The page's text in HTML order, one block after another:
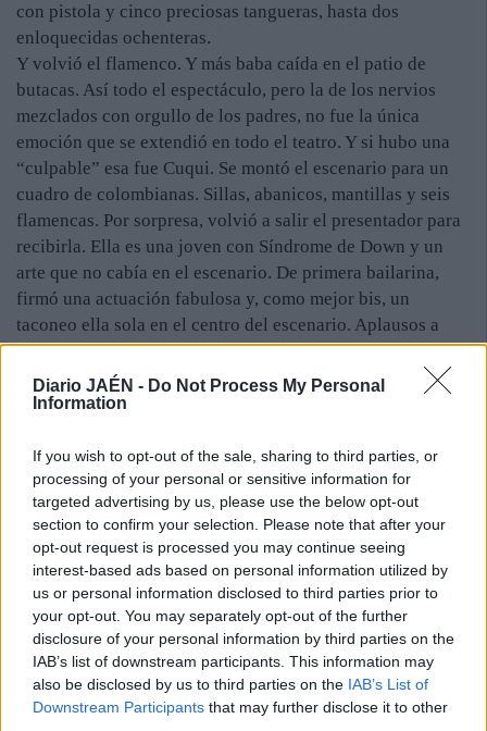
Diario JAÉN - Do Not Process My Personal
Information
If you wish to opt-out of the sale, sharing to third parties, or
processing of your personal or sensitive information for
targeted advertising by us, please use the below opt-out
section to confirm your selection. Please note that after your
opt-out request is processed you may continue seeing
interest-based ads based on personal information utilized by
us or personal information disclosed to third parties prior to
your opt-out. You may separately opt-out of the further
disclosure of your personal information by third parties on the
IAB’s list of downstream participants. This information may
also be disclosed by us to third parties on the IAB’s List of
Downstream Participants that may further disclose it to other
con pistola y cinco preciosas tangueras, hasta dos
enloquecidas ochenteras.
Y volvió el flamenco. Y más baba caída en el patio de
butacas. Así todo el espectáculo, pero la de los nervios
mezclados con orgullo de los padres, no fue la única
emoción que se extendió en todo el teatro. Y si hubo una
“culpable” esa fue Cuqui. Se montó el escenario para un
cuadro de colombianas. Sillas, abanicos, mantillas y seis
flamencas. Por sorpresa, volvió a salir el presentador para
recibirla. Ella es una joven con Síndrome de Down y un
arte que no cabía en el escenario. De primera bailarina,
firmó una actuación fabulosa y, como mejor bis, un
taconeo ella sola en el centro del escenario. Aplausos a
rabiar y público en pie. Ojos vidriosos.
Fue solo un momento. Un ejemplo de cómo todos tienen su
lugar en esta gran familia como es Simoes, la que está ya
años dijo el presentador. Después, más arte en cada
compás, en cada taconeo. Un espectáculo en dos actos en
los que los alumnos de Simoes estuvieron acompañados
por artistas de primera: a la guitarra, Juan Moreno; al
cante, Vicky Romero, Ubaldo Valverde y Nerea García; en
la percusión, Teresa Cortés; palmas y jaleos, Yolanda
Garrido, Rosa Santiago y Carlos Santiago.
No hubo mejor forma de decir adiós a este curso, meses de
ensayos, aprendizaje, compañerismo y también diversión.
Bajado el telón, comienza ya la cuenta atrás para que
arranque un nuevo año. Muchos están ya impacientes,